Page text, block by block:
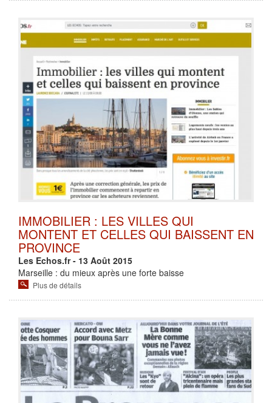
IMMOBILIER : LES VILLES QUI
MONTENT ET CELLES QUI BAISSENT EN
PROVINCE
Les Echos.fr - 13 Août 2015
Marseille : du mieux après une forte baisse
Plus de détails